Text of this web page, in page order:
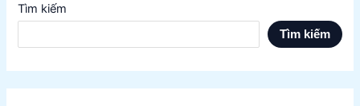
Tìm kiếm
Tìm kiếm